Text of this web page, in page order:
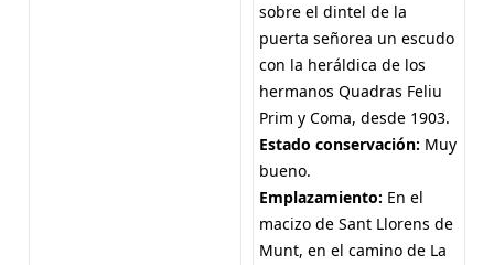
sobre el dintel de la
puerta señorea un escudo
con la heráldica de los
hermanos Quadras Feliu
Prim y Coma, desde 1903.
Estado conservación: Muy
bueno.
Emplazamiento: En el
macizo de Sant Llorens de
Munt, en el camino de La